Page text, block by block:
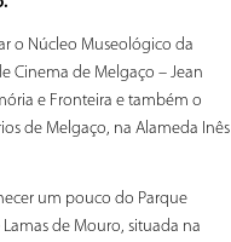
o Núcleo Museológico da
Cinema de Melgaço – Jean
e Fronteira e também o
de Melgaço, na Alameda Inês
um pouco do Parque
de Mouro, situada na